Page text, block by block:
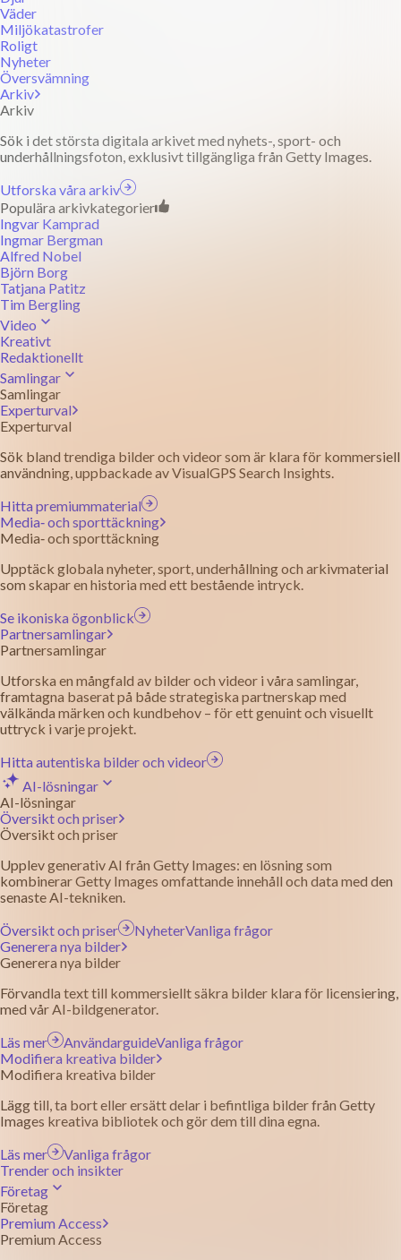
Väder
Miljökatastrofer
Roligt
Nyheter
Översvämning
Arkiv
Arkiv
Sök i det största digitala arkivet med nyhets-, sport- och
underhållningsfoton, exklusivt tillgängliga från Getty Images.
Utforska våra arkiv
Populära arkivkategorier
Ingvar Kamprad
Ingmar Bergman
Alfred Nobel
Björn Borg
Tatjana Patitz
Tim Bergling
Video
Kreativt
Redaktionellt
Samlingar
Samlingar
Experturval
Experturval
Sök bland trendiga bilder och videor som är klara för kommersiell
användning, uppbackade av VisualGPS Search Insights.
Hitta premiummaterial
Media‑ och sporttäckning
Media‑ och sporttäckning
Upptäck globala nyheter, sport, underhållning och arkivmaterial
som skapar en historia med ett bestående intryck.
Se ikoniska ögonblick
Partnersamlingar
Partnersamlingar
Utforska en mångfald av bilder och videor i våra samlingar,
framtagna baserat på både strategiska partnerskap med
välkända märken och kundbehov – för ett genuint och visuellt
uttryck i varje projekt.
Hitta autentiska bilder och videor
AI-lösningar
AI-lösningar
Översikt och priser
Översikt och priser
Upplev generativ AI från Getty Images: en lösning som
kombinerar Getty Images omfattande innehåll och data med den
senaste AI-tekniken.
Översikt och priser
NyheterVanliga frågor
Generera nya bilder
Generera nya bilder
Förvandla text till kommersiellt säkra bilder klara för licensiering,
med vår AI-bildgenerator.
Läs mer
AnvändarguideVanliga frågor
Modifiera kreativa bilder
Modifiera kreativa bilder
Lägg till, ta bort eller ersätt delar i befintliga bilder från Getty
Images kreativa bibliotek och gör dem till dina egna.
Läs mer
Vanliga frågor
Trender och insikter
Företag
Företag
Premium Access
Premium Access